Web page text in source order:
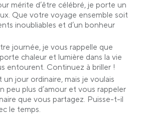
mérite d’être célébré, je porte un
Que votre voyage ensemble soit
inoubliables et d’un bonheur
journée, je vous rappelle que
chaleur et lumière dans la vie
entourent. Continuez à briller !
un jour ordinaire, mais je voulais
peu plus d’amour et vous rappeler
que vous partagez. Puisse-t-il
le temps.